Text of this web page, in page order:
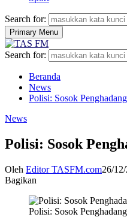
Search for:
Primary Menu
Search for:
Beranda
News
Polisi: Sosok
News
Polisi: Sosok
Oleh Editor TASFM.com26/
Bagikan
Polisi: Sosok